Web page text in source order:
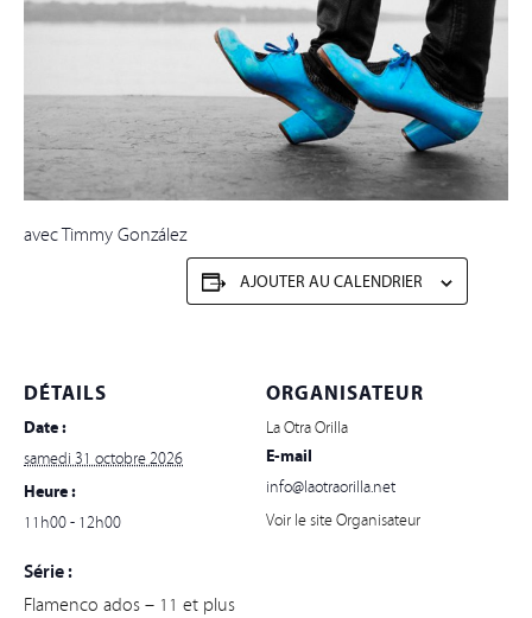
avec Timmy González
AJOUTER AU CALENDRIER
DÉTAILS
Date :
samedi 31 octobre 2026
Heure :
11h00 - 12h00
Série :
Flamenco ados – 11 et plus
ORGANISATEUR
La Otra Orilla
E-mail
info@laotraorilla.net
Voir le site Organisateur